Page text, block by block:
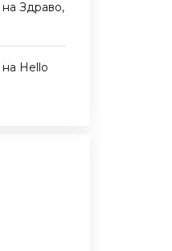
на Здраво,
на Hello